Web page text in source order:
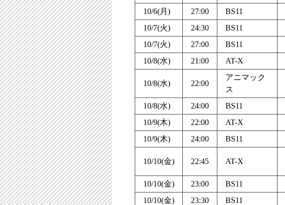
10/6(月)
27:00 BS11
10/7(火)
24:30 BS11
10/7(火)
27:00 BS11
10/8(水)
21:00 AT-X
10/8(水) 22:00
アニマック
ス
10/8(水) 24:00 BS11
10/9(木)
22:00 AT-X
10/9(木)
24:00 BS11
10/10(金) 22:45 AT-X
10/10(金)
23:00 BS11
10/10(金)
23:30 BS11